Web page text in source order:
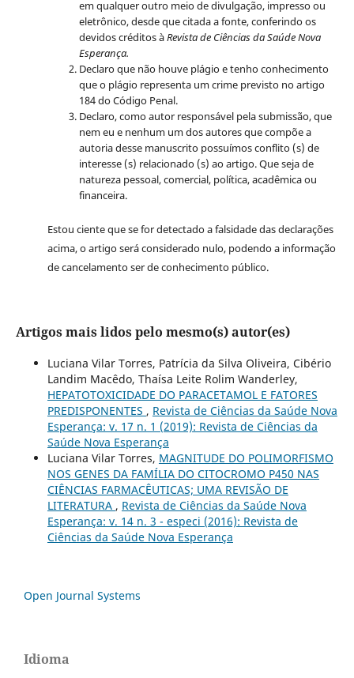
em qualquer outro meio de divulgação, impresso ou
eletrônico, desde que citada a fonte, conferindo os
devidos créditos àRevista de Ciências da Saúde Nova
Esperança.
Declaro que não houve plágio e tenho conhecimento
que o plágio representa um crime previsto no artigo
184 do Código Penal.
Declaro, como autor responsável pela submissão, que
nem eu e nenhum um dos autores que compõe a
autoria desse manuscrito possuímos conflito (s) de
interesse (s) relacionado (s) ao artigo. Que seja de
natureza pessoal, comercial, política, acadêmica ou
financeira.
Estou ciente que se for detectado a falsidade das declarações
acima, o artigo será considerado nulo, podendo a informação
de cancelamento ser de conhecimento público.
Artigos mais lidos pelo mesmo(s) autor(es)
Luciana Vilar Torres, Patrícia da Silva Oliveira, Cibério
Landim Macêdo, Thaísa Leite Rolim Wanderley,
HEPATOTOXICIDADE DO PARACETAMOL E FATORES
PREDISPONENTES , Revista de Ciências da Saúde Nova
Esperança: v. 17 n. 1 (2019): Revista de Ciências da
Saúde Nova Esperança
Luciana Vilar Torres, MAGNITUDE DO POLIMORFISMO
NOS GENES DA FAMÍLIA DO CITOCROMO P450 NAS
CIÊNCIAS FARMACÊUTICAS; UMA REVISÃO DE
LITERATURA , Revista de Ciências da Saúde Nova
Esperança: v. 14 n. 3 - especi (2016): Revista de
Ciências da Saúde Nova Esperança
Open Journal Systems
Idioma